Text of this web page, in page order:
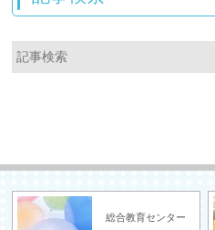
総合教育センター